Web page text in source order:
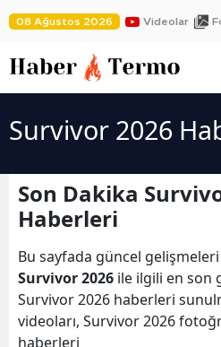
08 Ağustos 2026 Videolar
Survivor 2026
Son Dakika
Haberleri
Bu sayfada güncel
Survivor 2026 ile ilgili en son
Survivor 2026 haberleri
videoları, Survivor 2026
haberleri